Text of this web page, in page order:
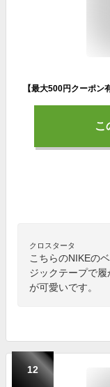
こ
クロスタータ
こちらのNIKEの
ジックテープで
が可愛いです。
12